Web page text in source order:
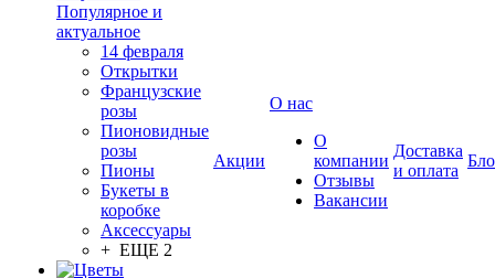
Популярное и
актуальное
14 февраля
Открытки
Французские
розы
Пионовидные
розы
Пионы
Букеты в
коробке
Аксессуары
+ ЕЩЕ 2
Акции
О нас
О
компании
Отзывы
Вакансии
Доставка
и оплата